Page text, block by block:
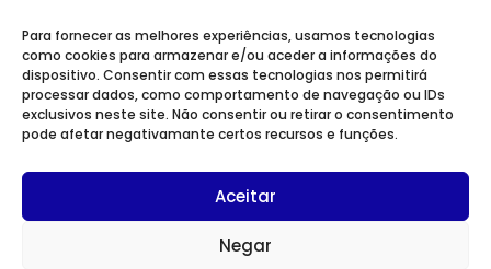
Para fornecer as melhores experiências, usamos tecnologias
como cookies para armazenar e/ou aceder a informações do
dispositivo. Consentir com essas tecnologias nos permitirá
processar dados, como comportamento de navegação ou IDs
exclusivos neste site. Não consentir ou retirar o consentimento
pode afetar negativamante certos recursos e funções.
Aceitar
Negar
POLÍTICA DE PRIVACIDADE